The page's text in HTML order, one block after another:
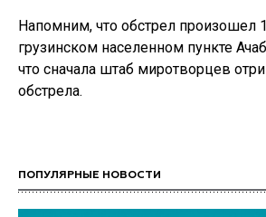
Напомним, что обстрел произошел
грузинском населенном пункте
что сначала штаб миротворцев
обстрела.
ПОПУЛЯРНЫЕ НОВОСТИ